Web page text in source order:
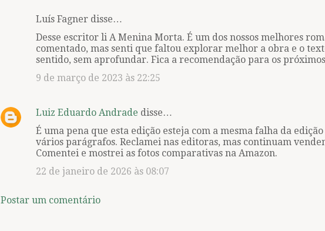
t
á
Luís Fagner disse…
Desse escritor li A Menina Morta. É um dos nossos melhores
comentado, mas senti que faltou explorar melhor a obra e o
sentido, sem aprofundar. Fica a recomendação para os
9 de março de 2023 às 22:25
Luiz Eduardo Andrade disse…
É uma pena que esta edição esteja com a mesma falha da
vários parágrafos. Reclamei nas editoras, mas continuam
Comentei e mostrei as fotos comparativas na Amazon.
22 de janeiro de 2026 às 08:07
Postar um comentário